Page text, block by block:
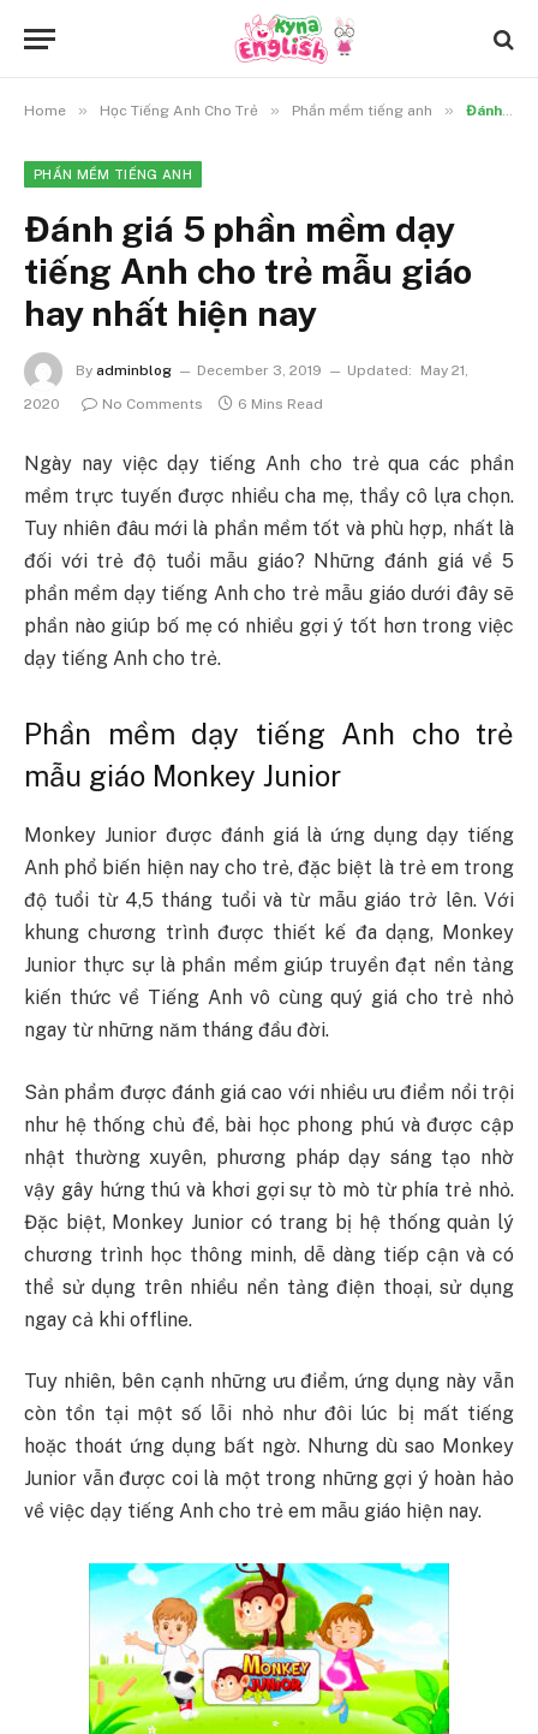
Home » Học Tiếng Anh Cho Trẻ » Phần mềm tiếng anh » Đánh giá 5 phần mềm dạy tiếng Anh cho trẻ mẫu giáo hay nhất hiện nay
PHẦN MỀM TIẾNG ANH
Đánh giá 5 phần mềm dạy
tiếng Anh cho trẻ mẫu giáo
hay nhất hiện nay
By adminblog December 3, 2019 Updated:
May 21,
2020
No Comments 6 Mins Read
Ngày nay việc dạy tiếng Anh cho trẻ qua các phần
mềm trực tuyến được nhiều cha mẹ, thầy cô lựa chọn.
Tuy nhiên đâu mới là phần mềm tốt và phù hợp, nhất là
đối với trẻ độ tuổi mẫu giáo? Những đánh giá về 5
phần mềm dạy tiếng Anh cho trẻ mẫu giáo dưới đây sẽ
phần nào giúp bố mẹ có nhiều gợi ý tốt hơn trong việc
dạy tiếng Anh cho trẻ.
Phần mềm dạy tiếng Anh cho trẻ
mẫu giáo Monkey Junior
Monkey Junior được đánh giá là ứng dụng dạy tiếng
Anh phổ biến hiện nay cho trẻ, đặc biệt là trẻ em trong
độ tuổi từ 4,5 tháng tuổi và từ mẫu giáo trở lên. Với
khung chương trình được thiết kế đa dạng, Monkey
Junior thực sự là phần mềm giúp truyền đạt nền tảng
kiến thức về Tiếng Anh vô cùng quý giá cho trẻ nhỏ
ngay từ những năm tháng đầu đời.
Sản phẩm được đánh giá cao với nhiều ưu điểm nổi trội
như hệ thống chủ đề, bài học phong phú và được cập
nhật thường xuyên, phương pháp dạy sáng tạo nhờ
vậy gây hứng thú và khơi gợi sự tò mò từ phía trẻ nhỏ.
Đặc biệt, Monkey Junior có trang bị hệ thống quản lý
chương trình học thông minh, dễ dàng tiếp cận và có
thể sử dụng trên nhiều nền tảng điện thoại, sử dụng
ngay cả khi offline.
Tuy nhiên, bên cạnh những ưu điểm, ứng dụng này vẫn
còn tồn tại một số lỗi nhỏ như đôi lúc bị mất tiếng
hoặc thoát ứng dụng bất ngờ. Nhưng dù sao Monkey
Junior vẫn được coi là một trong những gợi ý hoàn hảo
về việc dạy tiếng Anh cho trẻ em mẫu giáo hiện nay.